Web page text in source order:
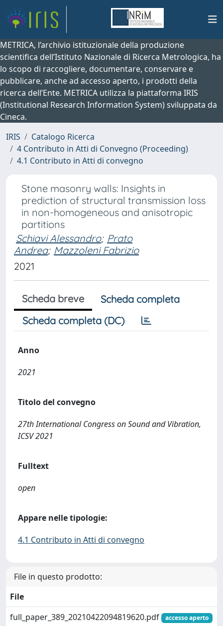
METRICA, l’archivio istituzionale della produzione
scientifica dell’Istituto Nazionale di Ricerca Metrologica, ha
lo scopo di raccogliere, documentare, conservare e
pubblicare, anche ad accesso aperto, i prodotti della
ricerca dell’Ente. METRICA utilizza la piattaforma IRIS
(Institutional Research Information System) sviluppata da
Cineca.
IRIS
Catalogo Ricerca
4 Contributo in Atti di Convegno (Proceeding)
4.1 Contributo in Atti di convegno
Stone masonry walls: Insights in
prediction of structural transmission loss
in non-homogeneous and anisotropic
partitions
Schiavi Alessandro; Prato
Andrea; Mazzoleni Fabrizio
2021
Scheda breve
Scheda completa
Scheda completa (DC)
Anno
2021
Titolo del convegno
27th International Congress on Sound and Vibration,
ICSV 2021
Fulltext
open
Appare nelle tipologie:
4.1 Contributo in Atti di convegno
File in questo prodotto:
File
full_paper_389_20210422094819620.pdf
accesso aperto